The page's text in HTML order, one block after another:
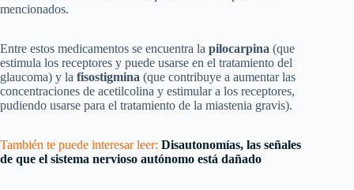
mencionados.
Entre estos medicamentos se encuentra la pilocarpina (que
estimula los receptores y puede usarse en el tratamiento del
glaucoma) y la fisostigmina (que contribuye a aumentar las
concentraciones de acetilcolina y estimular a los receptores,
pudiendo usarse para el tratamiento de la miastenia gravis).
También te puede interesar leer: Disautonomías, las señales
de que el sistema nervioso autónomo está dañado